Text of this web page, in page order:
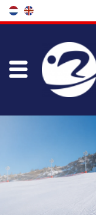
Store
Maintenance